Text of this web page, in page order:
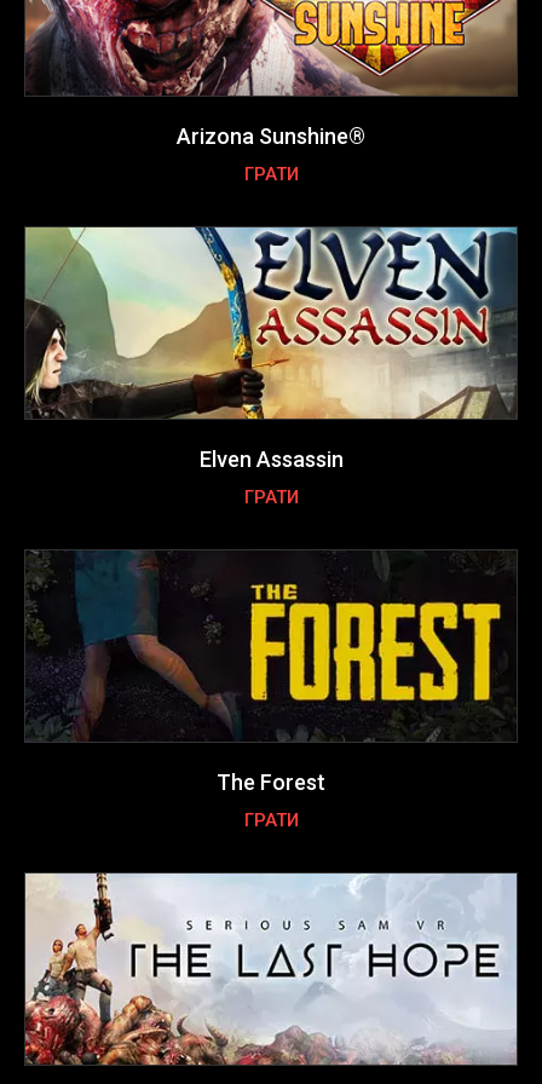
Arizona Sunshine®
ГРАТИ
Elven Assassin
ГРАТИ
The Forest
ГРАТИ